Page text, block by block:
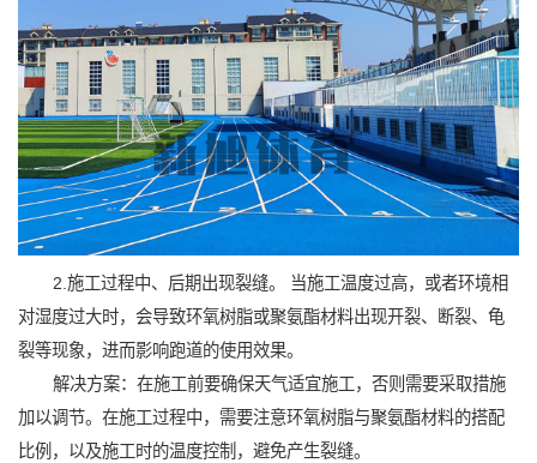
2.施工过程中、后期出现裂缝。 当施工温度过高，或者环境相
对湿度过大时，会导致环氧树脂或聚氨酯材料出现开裂、断裂、龟
裂等现象，进而影响跑道的使用效果。
解决方案：在施工前要确保天气适宜施工，否则需要采取措施
加以调节。在施工过程中，需要注意环氧树脂与聚氨酯材料的搭配
比例，以及施工时的温度控制，避免产生裂缝。